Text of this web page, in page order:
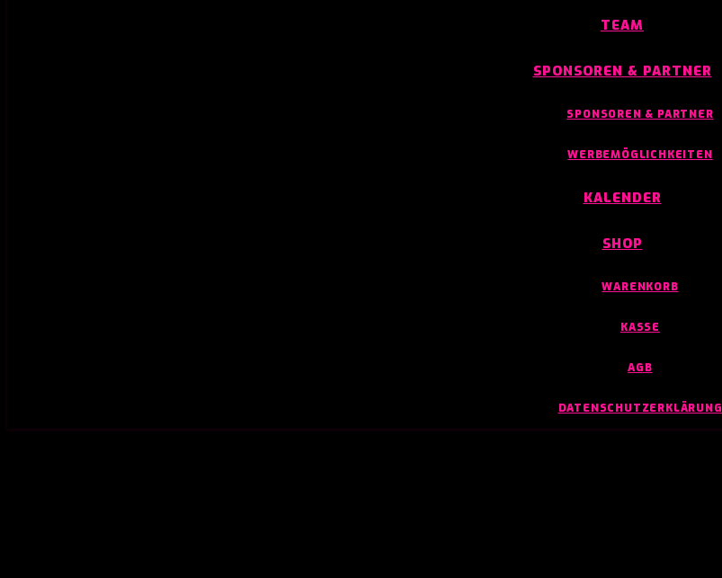
TEAM
SPONSOREN & PARTNER
SPONSOREN & PARTNER
WERBEMÖGLICHKEITEN
KALENDER
SHOP
WARENKORB
KASSE
AGB
DATENSCHUTZERKLÄRUNG